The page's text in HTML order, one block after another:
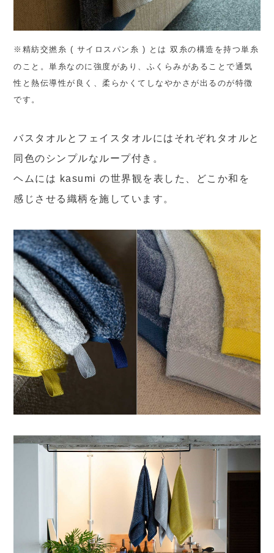
※精紡交撚糸 ( サイロスパン糸 ) とは 双糸の構造を持つ単糸
のこと。単糸なのに強度があり、ふくらみがあることで通気
性と熱伝導性が良く、柔らかくてしなやかさが出るのが特徴
です。
バスタオルとフェイスタオルにはそれぞれタオルと
同色のシンプルなループ付き。
ヘムには kasumi の世界観を表した、どこか和を
感じさせる織柄を施しています。